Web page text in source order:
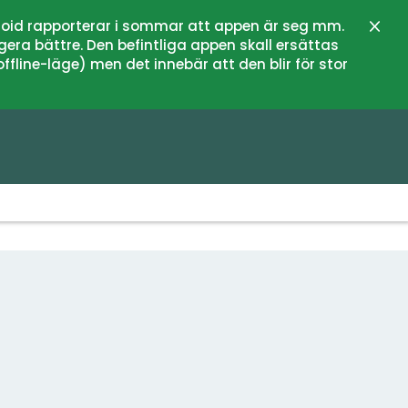
rapporterar i sommar att appen är seg mm.
bättre. Den befintliga appen skall ersättas
läge) men det innebär att den blir för stor